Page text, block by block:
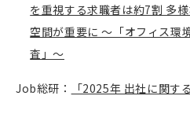
を重視する求職者は約7割 多
空間が重要に ～「オフィス環
査」～
Job総研： 「2025年 出社に関す